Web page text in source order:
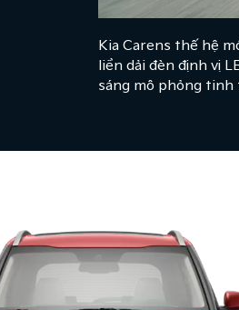
Kia Carens thế hệ
liền dải đèn định vị
sáng mô phỏng tinh